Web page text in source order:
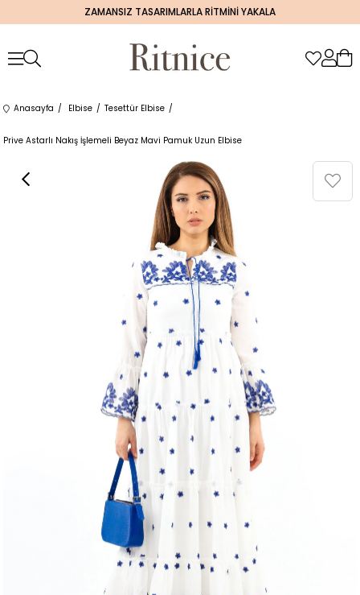
ZAMANSIZ TASARIMLARLA RİTMİNİ YAKALA
Anasayfa Elbise Tesettür Elbise
Prive Astarlı Nakış İşlemeli Beyaz Mavi Pamuk Uzun Elbise